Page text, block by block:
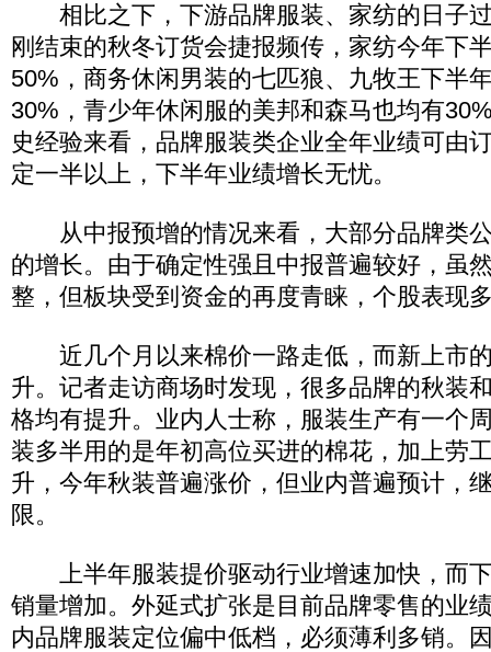
相比之下，下游品牌服装、家纺的日子
刚结束的秋冬订货会捷报频传，家纺今年下
50%，商务休闲男装的七匹狼、九牧王下半
30%，青少年休闲服的美邦和森马也均有
史经验来看，品牌服装类企业全年业绩可由
定一半以上，下半年业绩增长无忧。
从中报预增的情况来看，大部分品牌类
的增长。由于确定性强且中报普遍较好，虽
整，但板块受到资金的再度青睐，个股表现
近几个月以来棉价一路走低，而新上市
升。记者走访商场时发现，很多品牌的秋装
格均有提升。业内人士称，服装生产有一个
装多半用的是年初高位买进的棉花，加上劳
升，今年秋装普遍涨价，但业内普遍预计，
限。
上半年服装提价驱动行业增速加快，而
销量增加。外延式扩张是目前品牌零售的业
内品牌服装定位偏中低档，必须薄利多销。